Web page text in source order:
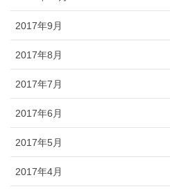
2017年9月
2017年8月
2017年7月
2017年6月
2017年5月
2017年4月